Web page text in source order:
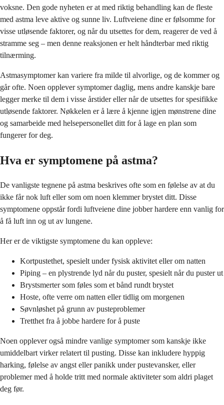
voksne. Den gode nyheten er at med riktig behandling kan de fleste
med astma leve aktive og sunne liv. Luftveiene dine er følsomme for
visse utløsende faktorer, og når du utsettes for dem, reagerer de ved å
stramme seg – men denne reaksjonen er helt håndterbar med riktig
tilnærming.
Astmasymptomer kan variere fra milde til alvorlige, og de kommer og
går ofte. Noen opplever symptomer daglig, mens andre kanskje bare
legger merke til dem i visse årstider eller når de utsettes for spesifikke
utløsende faktorer. Nøkkelen er å lære å kjenne igjen mønstrene dine
og samarbeide med helsepersonellet ditt for å lage en plan som
fungerer for deg.
Hva er symptomene på astma?
De vanligste tegnene på astma beskrives ofte som en følelse av at du
ikke får nok luft eller som om noen klemmer brystet ditt. Disse
symptomene oppstår fordi luftveiene dine jobber hardere enn vanlig for
å få luft inn og ut av lungene.
Her er de viktigste symptomene du kan oppleve:
Kortpustethet, spesielt under fysisk aktivitet eller om natten
Piping – en plystrende lyd når du puster, spesielt når du puster ut
Brystsmerter som føles som et bånd rundt brystet
Hoste, ofte verre om natten eller tidlig om morgenen
Søvnløshet på grunn av pusteproblemer
Tretthet fra å jobbe hardere for å puste
Noen opplever også mindre vanlige symptomer som kanskje ikke
umiddelbart virker relatert til pusting. Disse kan inkludere hyppig
harking, følelse av angst eller panikk under pustevansker, eller
problemer med å holde tritt med normale aktiviteter som aldri plaget
deg før.